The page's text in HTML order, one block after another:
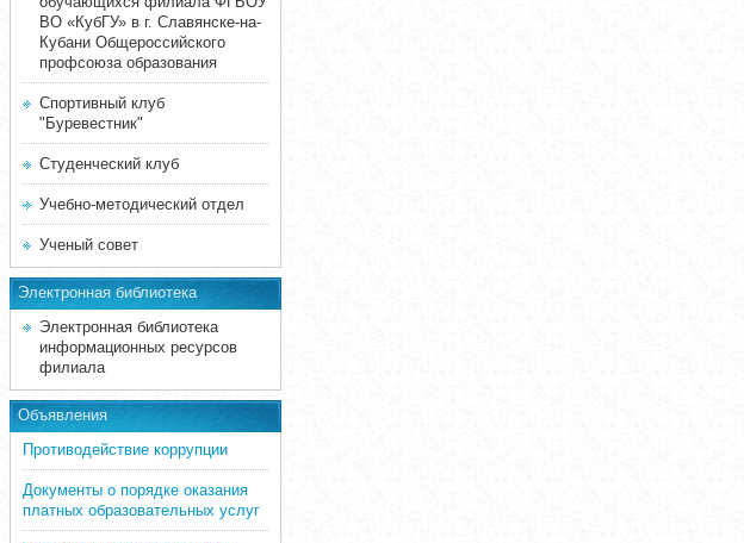
ВО «КубГУ» в г. Славянске-на-
Кубани Общероссийского
профсоюза образования
Спортивный клуб
"Буревестник"
Студенческий клуб
Учебно-методический отдел
Ученый совет
Электронная библиотека
Электронная библиотека
информационных ресурсов
филиала
Объявления
Противодействие коррупции
Документы о порядке оказания
платных образовательных услуг